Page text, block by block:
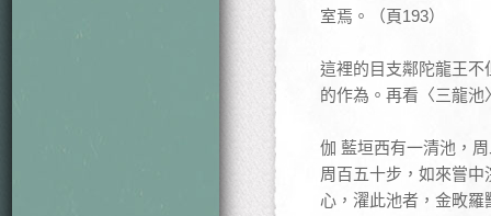
室焉。（頁193）
這裡的目支鄰陀龍王
的作為。再看〈三龍池
伽 藍垣西有一清池，
周百五十步，如來嘗
心，濯此池者，金畋